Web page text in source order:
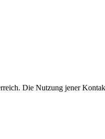
Die Nutzung jener